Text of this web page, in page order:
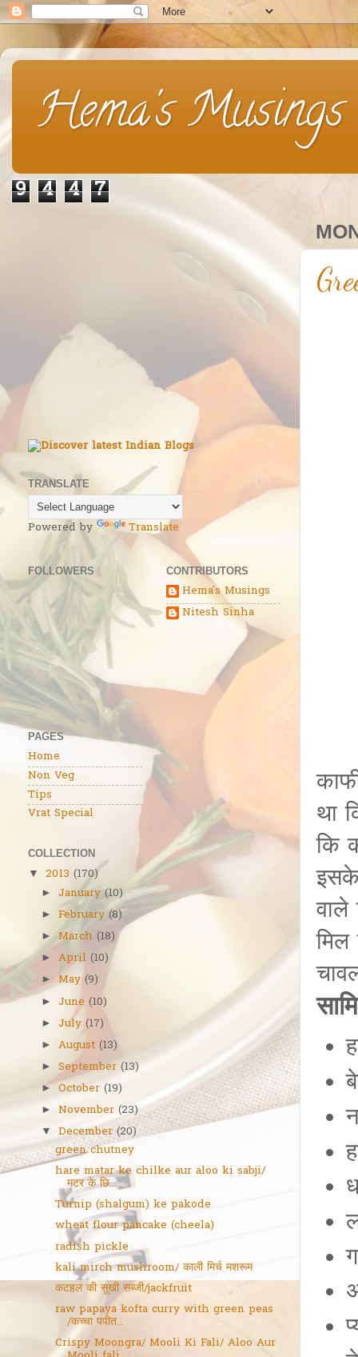
Hema's Musings
9 4 4 7
था
कि
TRANSLATE
Powered by Translate
FOLLOWERS
PAGES
Home
Non Veg
Tips
Vrat Special
CONTRIBUTORS
Hema's Musings
Nitesh Sinha
COLLECTION
▼
2013 (170)
►January (10)
►February (8)
►March (18)
►April (10)
►May (9)
►June (10)
►July (17)
► August (13)
►September (13)
►October (19)
►November (23)
▼ December (20)
green chutney
hare matar ke chilke aur aloo ki sabji/
मटर के छि...
Turnip (shalgum) ke pakode
wheat flour pancake (cheela)
radish pickle
kali mirch mushroom/ काली मिर्च मशरूम
कटहल की सूखी सब्जी/jackfruit
raw papaya kofta curry with green peas
/कच्चा पपीत...
Crispy Moongra/ Mooli Ki Fali/ Aloo Aur